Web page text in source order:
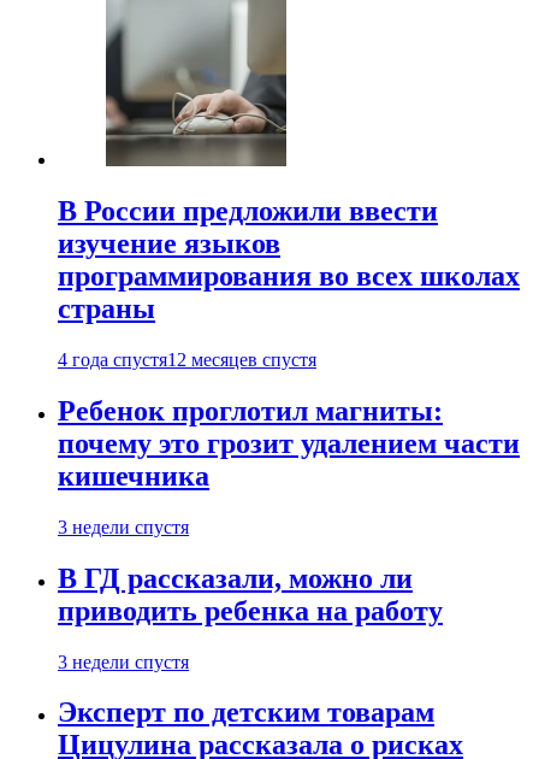
В России предложили ввести
изучение языков
программирования во всех школах
страны
4 года спустя12 месяцев спустя
Ребенок проглотил магниты:
почему это грозит удалением части
кишечника
3 недели спустя
В ГД рассказали, можно ли
приводить ребенка на работу
3 недели спустя
Эксперт по детским товарам
Цицулина рассказала о рисках